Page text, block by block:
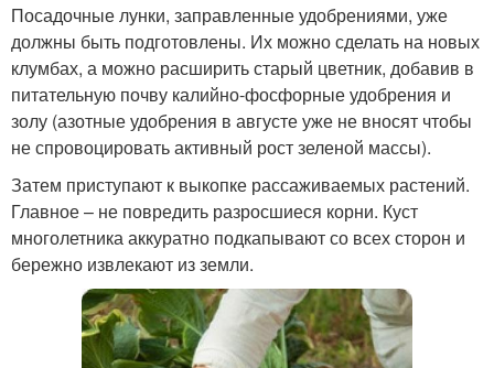
Посадочные лунки, заправленные удобрениями, уже
должны быть подготовлены. Их можно сделать на новых
клумбах, а можно расширить старый цветник, добавив в
питательную почву калийно-фосфорные удобрения и
золу (азотные удобрения в августе уже не вносят чтобы
не спровоцировать активный рост зеленой массы).
Затем приступают к выкопке рассаживаемых растений.
Главное – не повредить разросшиеся корни. Куст
многолетника аккуратно подкапывают со всех сторон и
бережно извлекают из земли.